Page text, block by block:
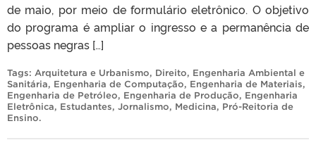
de maio, por meio de formulário eletrônico. O objetivo
do programa é ampliar o ingresso e a permanência de
pessoas negras […]
Tags: Arquitetura e Urbanismo, Direito, Engenharia Ambiental e
Sanitária, Engenharia de Computação, Engenharia de Materiais,
Engenharia de Petróleo, Engenharia de Produção, Engenharia
Eletrônica, Estudantes, Jornalismo, Medicina, Pró-Reitoria de
Ensino.